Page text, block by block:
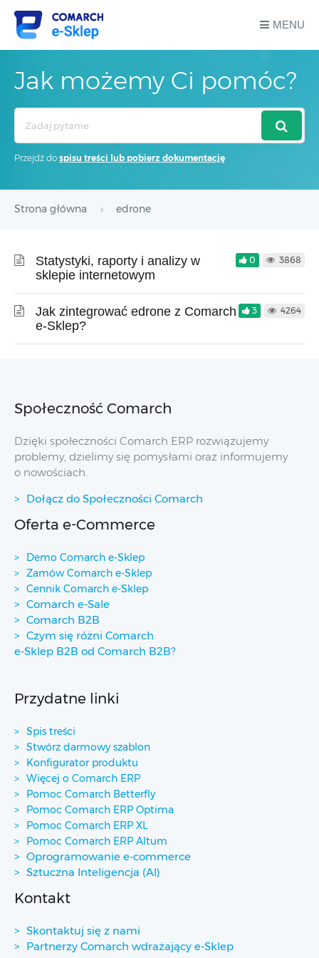
MENU
Jak możemy Ci pomóc?
Przejdź do spisu treści lub pobierz dokumentację
Strona główna edrone
Statystyki, raporty i analizy w
sklepie internetowym
0 3868
Jak zintegrować edrone z Comarch
e-Sklep?
3 4264
Społeczność Comarch
Dzięki społeczności Comarch ERP rozwiązujemy
problemy, dzielimy się pomysłami oraz informujemy
o nowościach.
Dołącz do Społeczności Comarch
Oferta e-Commerce
Demo Comarch e-Sklep
Zamów Comarch e-Sklep
Cennik Comarch e-Sklep
Comarch e-Sale
Comarch B2B
Czym się różni Comarch
e-Sklep B2B od Comarch B2B?
Przydatne linki
Spis treści
Stwórz darmowy szablon
Konfigurator produktu
Więcej o Comarch ERP
Pomoc Comarch Betterfly
Pomoc Comarch ERP Optima
Pomoc Comarch ERP XL
Pomoc Comarch ERP Altum
Oprogramowanie e-commerce
Sztuczna Inteligencja (AI)
Kontakt
Skontaktuj się z nami
Partnerzy Comarch wdrażający e-Sklep